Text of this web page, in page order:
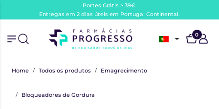
Portes Grátis > 39€.
Entregas em 2 dias úteis em Portugal Continental.
0
Home Todos os produtos Emagrecimento
Bloqueadores de Gordura